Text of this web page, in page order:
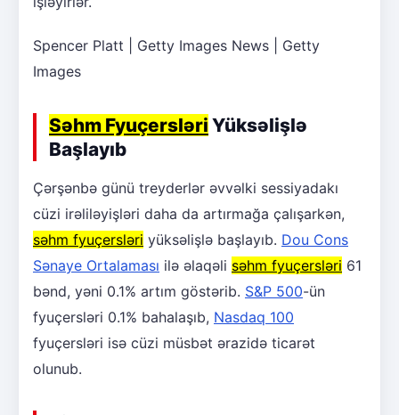
Spencer Platt | Getty Images News | Getty
Images
Səhm Fyuçersləri Yüksəlişlə
Başlayıb
Çərşənbə günü treyderlər əvvəlki sessiyadakı
cüzi irəliləyişləri daha da artırmağa çalışarkən,
səhm fyuçersləri yüksəlişlə başlayıb. Dou Cons
Sənaye Ortalaması ilə əlaqəli səhm fyuçersləri 61
bənd, yəni 0.1% artım göstərib. S&P 500-ün
fyuçersləri 0.1% bahalaşıb, Nasdaq 100
fyuçersləri isə cüzi müsbət ərazidə ticarət
olunub.